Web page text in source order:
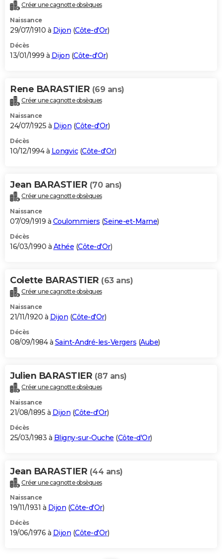
Créer une cagnotte obsèques
Naissance
29/07/1910 à Dijon (Côte-d'Or)
Décès
13/01/1999 à Dijon (Côte-d'Or)
Rene BARASTIER (69 ans)
Créer une cagnotte obsèques
Naissance
24/07/1925 à Dijon (Côte-d'Or)
Décès
10/12/1994 à Longvic(Côte-d'Or)
Jean BARASTIER (70 ans)
Créer une cagnotte obsèques
Naissance
07/09/1919 à Coulommiers (Seine-et-Marne)
Décès
16/03/1990 à Athée (Côte-d'Or)
Colette BARASTIER (63 ans)
Créer une cagnotte obsèques
Naissance
21/11/1920 à Dijon (Côte-d'Or)
Décès
08/09/1984 à Saint-André-les-Vergers (Aube)
Julien BARASTIER (87 ans)
Créer une cagnotte obsèques
Naissance
21/08/1895 à Dijon (Côte-d'Or)
Décès
25/03/1983 à Bligny-sur-Ouche (Côte-d'Or)
Jean BARASTIER (44 ans)
Créer une cagnotte obsèques
Naissance
19/11/1931 à Dijon (Côte-d'Or)
Décès
19/06/1976 à Dijon (Côte-d'Or)